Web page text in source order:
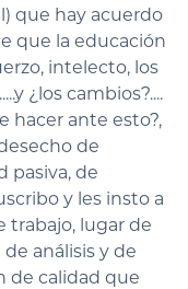
que hay acuerdo
que la educación
intelecto, los
¿los cambios?....
hacer ante esto?,
de
pasiva, de
y les insto a
trabajo, lugar de
análisis y de
de calidad que